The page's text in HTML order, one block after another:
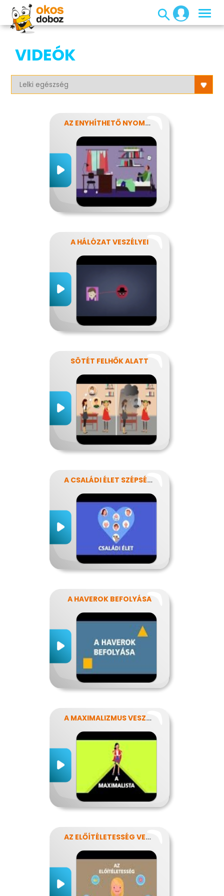
VIDEÓK
AZ ENYHÍTHETŐ NYOMÁS - STRESSZ
A HÁLÓZAT VESZÉLYEI
SÖTÉT FELHŐK ALATT
A CSALÁDI ÉLET SZÉPSÉGEI ÉS NEHÉZSÉGEI
A HAVEROK BEFOLYÁSA
A MAXIMALIZMUS VESZÉLYEI
AZ ELŐÍTÉLETESSÉG VESZÉLYEI